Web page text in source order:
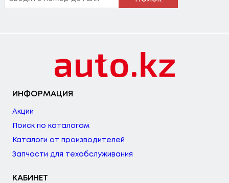
ИНФОРМАЦИЯ
Акции
Поиск по каталогам
Каталоги от производителей
Запчасти для техобслуживания
КАБИНЕТ